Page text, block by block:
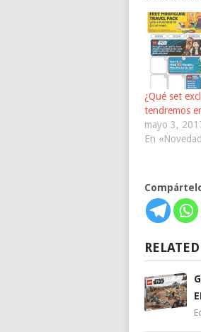
¿Qué set
tendremos
mayo 3,
En